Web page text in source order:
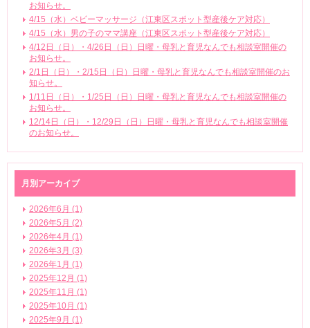
お知らせ。
4/15（水）ベビーマッサージ（江東区スポット型産後ケア対応）
4/15（水）男の子のママ講座（江東区スポット型産後ケア対応）
4/12日（日）・4/26日（日）日曜・母乳と育児なんでも相談室開催の
お知らせ。
2/1日（日）・2/15日（日）日曜・母乳と育児なんでも相談室開催のお
知らせ。
1/11日（日）・1/25日（日）日曜・母乳と育児なんでも相談室開催の
お知らせ。
12/14日（日）・12/29日（日）日曜・母乳と育児なんでも相談室開催
のお知らせ。
月別アーカイブ
2026年6月 (1)
2026年5月 (2)
2026年4月 (1)
2026年3月 (3)
2026年1月 (1)
2025年12月 (1)
2025年11月 (1)
2025年10月 (1)
2025年9月 (1)